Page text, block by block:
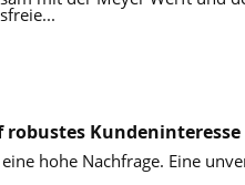
robustes Kundeninteresse
hohe Nachfrage. Eine